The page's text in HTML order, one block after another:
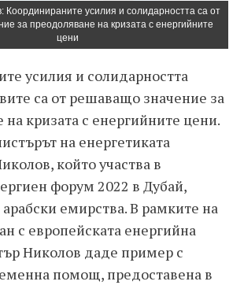
Координираните усилия и солидарността са от
за преодоляване на кризата с енергийните
цени
усилия и солидарността
са от решаващо значение за
кризата с енергийните цени.
на енергетиката
който участва в
форум 2022 в Дубай,
емирства. В рамките на
с европейската енергийна
Николов даде пример с
помощ, предоставена в